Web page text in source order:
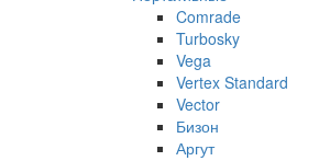
Comrade
Turbosky
Vega
Vertex Standard
Vector
Бизон
Аргут